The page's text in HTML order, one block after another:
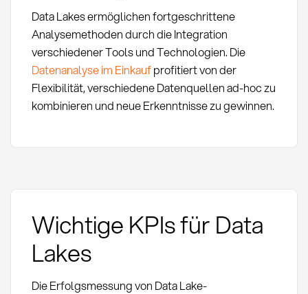
Data Lakes ermöglichen fortgeschrittene
Analysemethoden durch die Integration
verschiedener Tools und Technologien. Die
Datenanalyse im Einkaufprofitiert von der
Flexibilität, verschiedene Datenquellen ad-hoc zu
kombinieren und neue Erkenntnisse zu gewinnen.
Wichtige KPIs für Data
Lakes
Die Erfolgsmessung von Data Lake-